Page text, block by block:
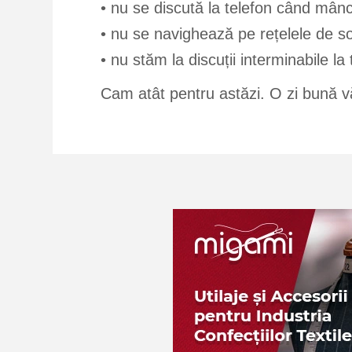
• nu se discută la telefon când
• nu se navighează pe rețelele de
• nu stăm la discuții interminabile la
Cam atât pentru astăzi. O zi bună